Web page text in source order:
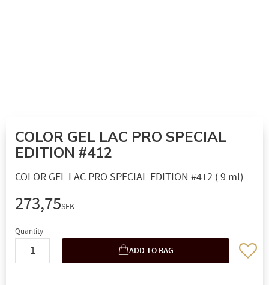
COLOR GEL LAC PRO SPECIAL
EDITION #412
COLOR GEL LAC PRO SPECIAL EDITION #412 ( 9 ml)
273,75SEK
Quantity
Add to